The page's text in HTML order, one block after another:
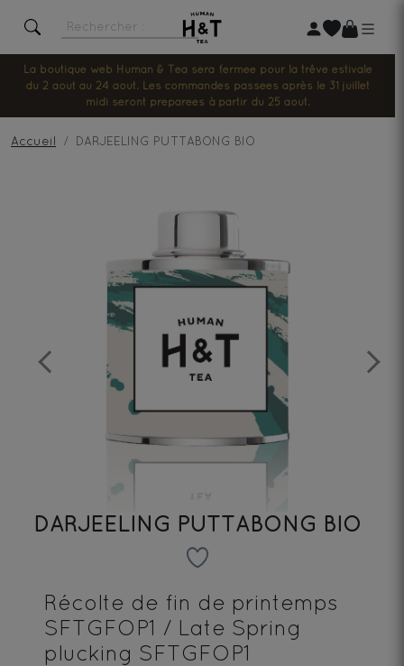
La boutique web Human & Tea sera fermée pour la trêve estivale
du 2 août au 24 août. Les commandes passées après le 31 juillet
midi seront préparées à partir du 25 août.
Accueil DARJEELING PUTTABONG BIO
Previous Next
DARJEELING PUTTABONG BIO
Récolte de fin de printemps
SFTGFOP1 / Late Spring
plucking SFTGFOP1